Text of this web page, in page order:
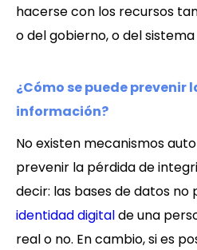
hacerse con los recursos
o del gobierno, o del
¿Cómo se puede prevenir
información?
No existen mecanismos
prevenir la pérdida de
decir: las bases de datos no
identidad digitalde una
real o no. En cambio, si es